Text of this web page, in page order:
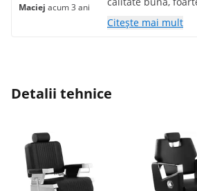
Maciej acum 3 ani
Citește mai mult
Detalii tehnice